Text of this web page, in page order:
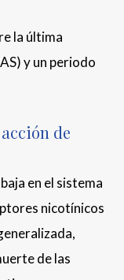
la última
y un periodo
de
en el sistema
nicotínicos
de las